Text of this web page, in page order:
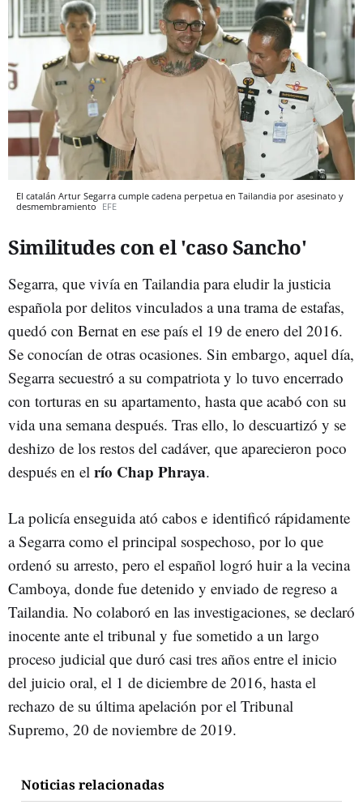
El catalán Artur Segarra cumple cadena perpetua en Tailandia por asesinato y
desmembramiento EFE
Similitudes con el 'caso Sancho'
Segarra, que vivía en Tailandia para eludir la justicia
española por delitos vinculados a una trama de estafas,
quedó con Bernat en ese país el 19 de enero del 2016.
Se conocían de otras ocasiones. Sin embargo, aquel día,
Segarra secuestró a su compatriota y lo tuvo encerrado
con torturas en su apartamento, hasta que acabó con su
vida una semana después. Tras ello, lo descuartizó y se
deshizo de los restos del cadáver, que aparecieron poco
después en el río Chap Phraya.
La policía enseguida ató cabos e identificó rápidamente
a Segarra como el principal sospechoso, por lo que
ordenó su arresto, pero el español logró huir a la vecina
Camboya, donde fue detenido y enviado de regreso a
Tailandia. No colaboró en las investigaciones, se declaró
inocente ante el tribunal y fue sometido a un largo
proceso judicial que duró casi tres años entre el inicio
del juicio oral, el 1 de diciembre de 2016, hasta el
rechazo de su última apelación por el Tribunal
Supremo, 20 de noviembre de 2019.
Noticias relacionadas